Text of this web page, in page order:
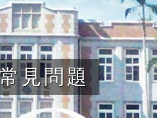
見問題
見問題
見問題